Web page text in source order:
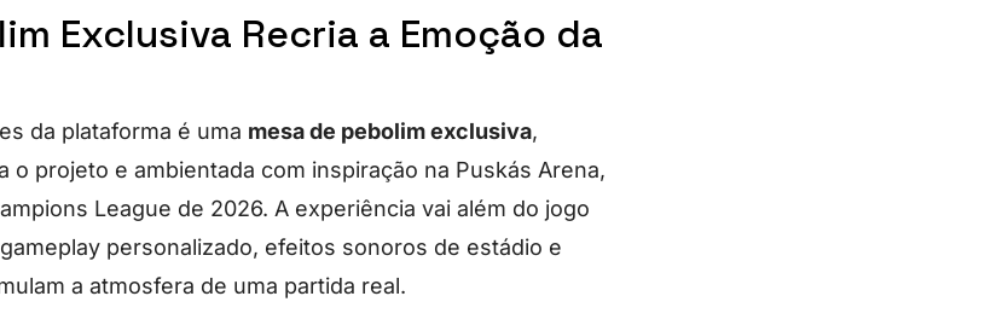
Exclusiva Recria a Emoção da
da plataforma é uma mesa de pebolim exclusiva,
o projeto e ambientada com inspiração na Puskás Arena,
League de 2026. A experiência vai além do jogo
personalizado, efeitos sonoros de estádio e
a atmosfera de uma partida real.